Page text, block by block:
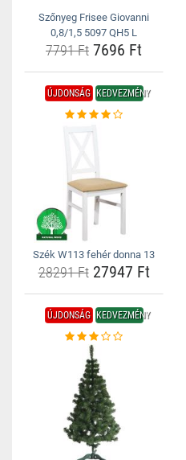
Szőnyeg Frisee Giovanni
0,8/1,5 5097 QH5 L
7791 Ft 7696 Ft
ÚJDONSÁG KEDVEZMÉNY
Szék W113 fehér donna 13
28291 Ft27947 Ft
ÚJDONSÁG KEDVEZMÉNY